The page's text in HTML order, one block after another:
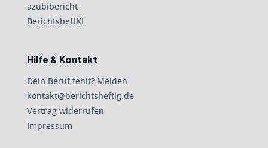
azubibericht
BerichtsheftKI
Hilfe & Kontakt
Dein Beruf fehlt? Melden
kontakt@berichtsheftig.de
Vertrag widerrufen
Impressum